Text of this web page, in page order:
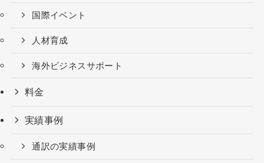
国際イベント
人材育成
海外ビジネスサポート
料金
実績事例
通訳の実績事例